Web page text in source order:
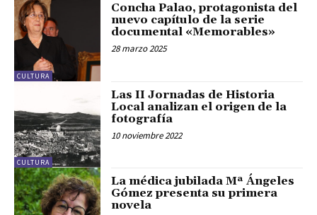
CULTURA
Concha Palao, protagonista del
nuevo capítulo de la serie
documental «Memorables»
28 marzo 2025
CULTURA
Las II Jornadas de Historia
Local analizan el origen de la
fotografía
10 noviembre 2022
La médica jubilada Mª Ángeles
Gómez presenta su primera
novela